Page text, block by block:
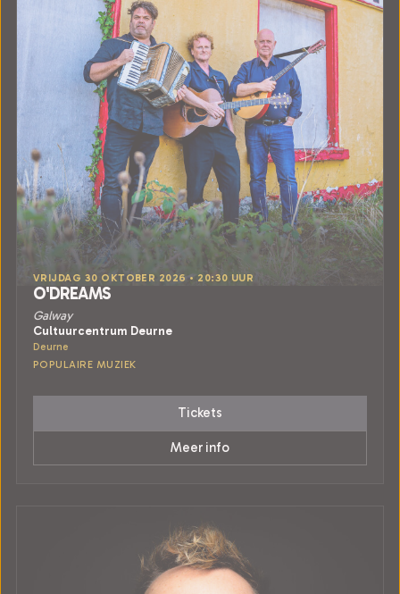
VRIJDAG 30 OKTOBER 2026 • 20:30 UUR
O'DREAMS
Galway
Cultuurcentrum Deurne
Deurne
POPULAIRE MUZIEK
Tickets
Meer info